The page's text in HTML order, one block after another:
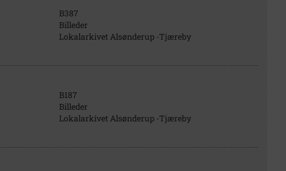
B387
Billeder
Lokalarkivet Alsønderup -Tjæreby
B187
Billeder
Lokalarkivet Alsønderup -Tjæreby